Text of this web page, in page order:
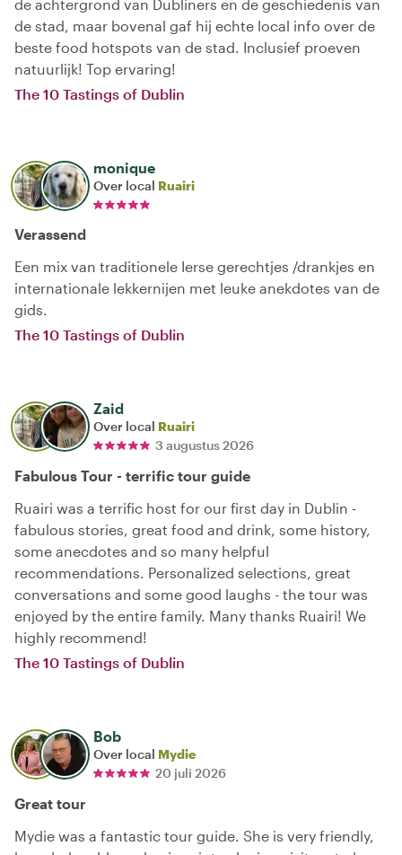
de achtergrond van Dubliners en de geschiedenis van
de stad, maar bovenal gaf hij echte local info over de
beste food hotspots van de stad. Inclusief proeven
natuurlijk! Top ervaring!
The 10 Tastings of Dublin
monique
Over local Ruairi
Verassend
Een mix van traditionele Ierse gerechtjes /drankjes en
internationale lekkernijen met leuke anekdotes van de
gids.
The 10 Tastings of Dublin
Zaid
Over local Ruairi
3 augustus 2026
Fabulous Tour - terrific tour guide
Ruairi was a terrific host for our first day in Dublin -
fabulous stories, great food and drink, some history,
some anecdotes and so many helpful
recommendations. Personalized selections, great
conversations and some good laughs - the tour was
enjoyed by the entire family. Many thanks Ruairi! We
highly recommend!
The 10 Tastings of Dublin
Bob
Over local Mydie
20 juli 2026
Great tour
Mydie was a fantastic tour guide. She is very friendly,